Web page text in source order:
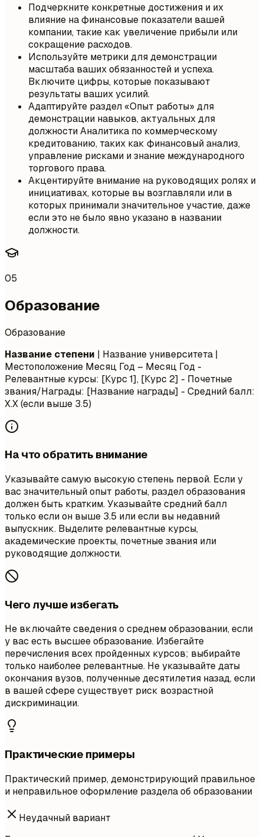
Подчеркните конкретные достижения и их
влияние на финансовые показатели вашей
компании, такие как увеличение прибыли или
сокращение расходов.
Используйте метрики для демонстрации
масштаба ваших обязанностей и успеха.
Включите цифры, которые показывают
результаты ваших усилий.
Адаптируйте раздел «Опыт работы» для
демонстрации навыков, актуальных для
должности Аналитика по коммерческому
кредитованию, таких как финансовый анализ,
управление рисками и знание международного
торгового права.
Акцентируйте внимание на руководящих ролях и
инициативах, которые вы возглавляли или в
которых принимали значительное участие, даже
если это не было явно указано в названии
должности.
05
Образование
Образование
Название степени | Название университета |
Местоположение Месяц Год – Месяц Год -
Релевантные курсы: [Курс 1], [Курс 2] - Почетные
звания/Награды: [Название награды] - Средний балл:
X.X (если выше 3.5)
На что обратить внимание
Указывайте самую высокую степень первой. Если у
вас значительный опыт работы, раздел образования
должен быть кратким. Указывайте средний балл
только если он выше 3.5 или если вы недавний
выпускник. Выделите релевантные курсы,
академические проекты, почетные звания или
руководящие должности.
Чего лучше избегать
Не включайте сведения о среднем образовании, если
у вас есть высшее образование. Избегайте
перечисления всех пройденных курсов; выбирайте
только наиболее релевантные. Не указывайте даты
окончания вузов, полученные десятилетия назад, если
в вашей сфере существует риск возрастной
дискриминации.
Практические примеры
Практический пример, демонстрирующий правильное
и неправильное оформление раздела об образовании
Неудачный вариант